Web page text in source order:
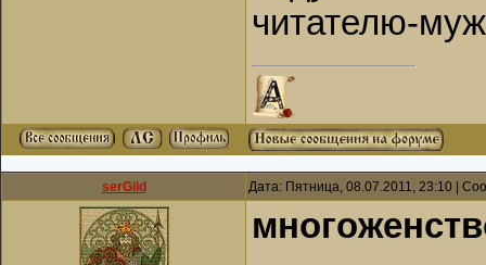
читателю-
serGild Дата: Пятница, 08.07.2011, 23:10 |